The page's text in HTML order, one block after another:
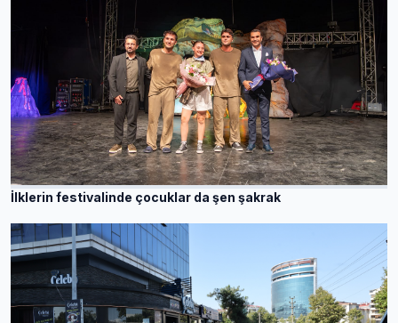
İlklerin festivalinde çocuklar da şen şakrak